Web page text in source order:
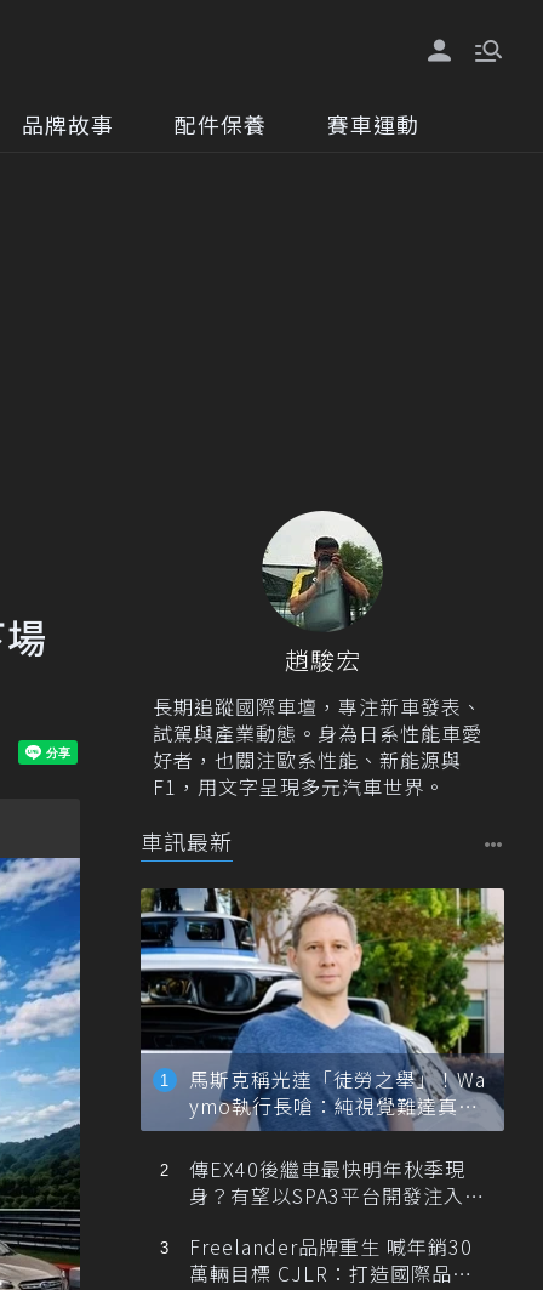
品牌故事 配件保養 賽車運動
趙駿宏
長期追蹤國際車壇，專注新車發表、
試駕與產業動態。身為日系性能車愛
好者，也關注歐系性能、新能源與
F1，用文字呈現多元汽車世界。
車訊最新
馬斯克稱光達「徒勞之舉」！Wa
ymo執行長嗆：純視覺難達真正
自動駕駛
傳EX40後繼車最快明年秋季現
身？有望以SPA3平台開發注入80
Freelander品牌重生 喊年銷30
萬輛目標 CJLR：打造國際品牌